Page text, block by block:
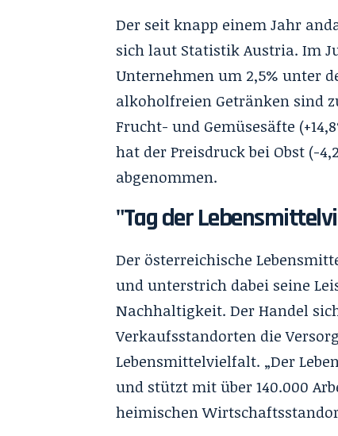
Der seit knapp einem Jahr
sich laut Statistik Austria. Im
Unternehmen um 2,5% unter
alkoholfreien Getränken sind
Frucht- und Gemüsesäfte
hat der Preisdruck bei Obst (-
abgenommen.
"Tag der
Der österreichische
und unterstrich dabei seine
Nachhaltigkeit. Der Handel
Verkaufsstandorten die
Lebensmittelvielfalt. „Der
und stützt mit über 140.000
heimischen